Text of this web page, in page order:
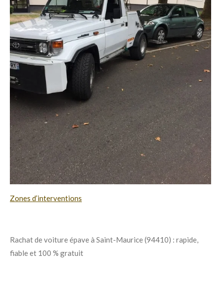
Zones d’interventions
Rachat de voiture épave à Saint-Maurice (94410) : rapide,
fiable et 100 % gratuit